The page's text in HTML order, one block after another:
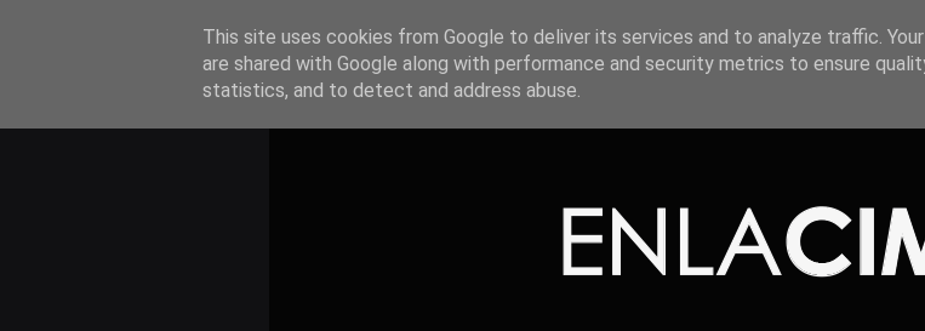
This site uses cookies from Google to deliver its services and to analyze traffic.
are shared with Google along with performance and security metrics to ensure
statistics, and to detect and address abuse.